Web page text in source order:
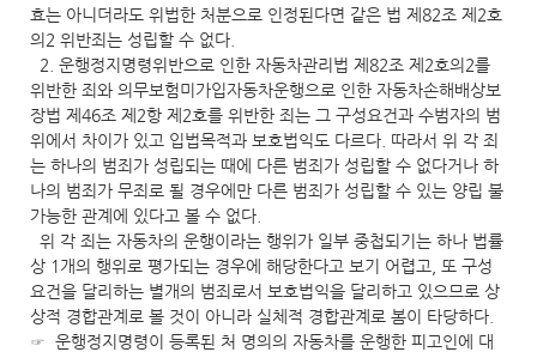
효는 아니더라도 위법한 처분으로 인정된다면 같은 법 제82조 제2호
의2 위반죄는 성립할 수 없다.
2. 운행정지명령위반으로 인한 자동차관리법 제82조 제2호의2를
위반한 죄와 의무보험미가입자동차운행으로 인한 자동차손해배상보
장법 제46조 제2항 제2호를 위반한 죄는 그 구성요건과 수범자의 범
위에서 차이가 있고 입법목적과 보호법익도 다르다. 따라서 위 각 죄
는 하나의 범죄가 성립되는 때에 다른 범죄가 성립할 수 없다거나 하
나의 범죄가 무죄로 될 경우에만 다른 범죄가 성립할 수 있는 양립 불
가능한 관계에 있다고 볼 수 없다.
위 각 죄는 자동차의 운행이라는 행위가 일부 중첩되기는 하나 법률
상 1개의 행위로 평가되는 경우에 해당한다고 보기 어렵고, 또 구성
요건을 달리하는 별개의 범죄로서 보호법익을 달리하고 있으므로 상
상적 경합관계로 볼 것이 아니라 실체적 경합관계로 봄이 타당하다.
☞ 운행정지명령이 등록된 처 명의의 자동차를 운행한 피고인에 대